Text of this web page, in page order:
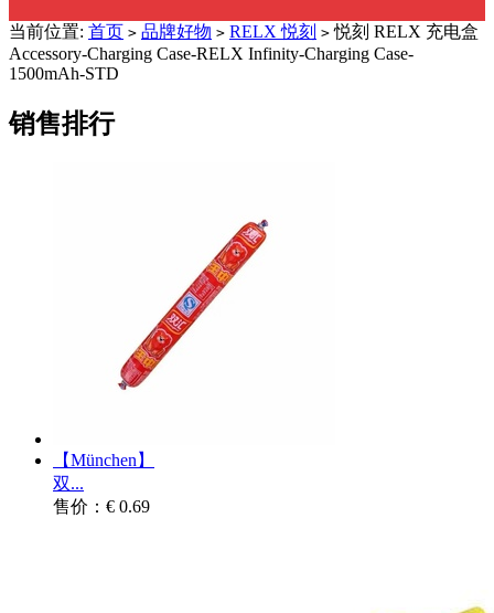
当前位置: 首页 > 品牌好物 > RELX 悦刻 > 悦刻 RELX 充电盒
Accessory-Charging Case-RELX Infinity-Charging Case-
1500mAh-STD
销售排行
【München】
双...
售价：€ 0.69